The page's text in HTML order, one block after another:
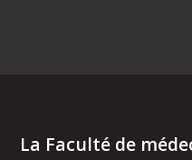
La Faculté de